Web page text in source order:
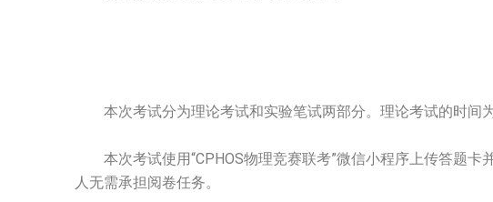
本次考试分为理论考试和实验笔试两部分。理论考试的时间
本次考试使用“CPHOS物理竞赛联考”微信小程序上传答题卡
人无需承担阅卷任务。